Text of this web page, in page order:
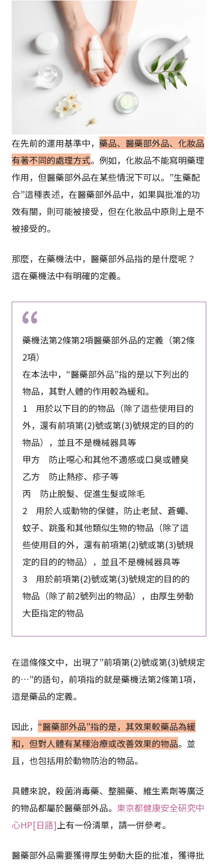
在先前的運用基準中， 藥品、醫藥部外品、化妝品
有著不同的處理方式。例如，化妝品不能寫明藥理
作用，但醫藥部外品在某些情況下可以。”生藥配
合”這種表述，在醫藥部外品中，如果與批准的功
效有關，則可能被接受，但在化妝品中原則上是不
被接受的。
那麼，在藥機法中，醫藥部外品指的是什麼呢？
這在藥機法中有明確的定義。
藥機法第2條第2項醫藥部外品的定義（第2條
2項）
在本法中，“醫藥部外品”指的是以下列出的
物品，其對人體的作用較為緩和。
1 用於以下目的的物品（除了這些使用目的
外，還有前項第(2)號或第(3)號規定的目的的
物品），並且不是機械器具等
甲方 防止噁心和其他不適感或口臭或體臭
乙方 防止熱疹、疹子等
丙 防止脫髮、促進生髮或除毛
2 用於人或動物的保健，防止老鼠、蒼蠅、
蚊子、跳蚤和其他類似生物的物品（除了這
些使用目的外，還有前項第(2)號或第(3)號規
定的目的的物品），並且不是機械器具等
3 用於前項第(2)號或第(3)號規定的目的的
物品（除了前2號列出的物品），由厚生勞動
大臣指定的物品
在這條條文中，出現了”前項第(2)號或第(3)號規定
的…”的語句，前項指的就是藥機法第2條第1項，
這是藥品的定義。
因此， “醫藥部外品”指的是，其效果較藥品為緩
和，但對人體有某種治療或改善效果的物品。並
且，也包括用於動物防治的物品。
具體來說，殺菌消毒藥、整腸藥、維生素劑等廣泛
的物品都屬於醫藥部外品。 東京都健康安全研究中
心HP[日語]上有一份清單，請一併參考。
醫藥部外品需要獲得厚生勞動大臣的批准，獲得批